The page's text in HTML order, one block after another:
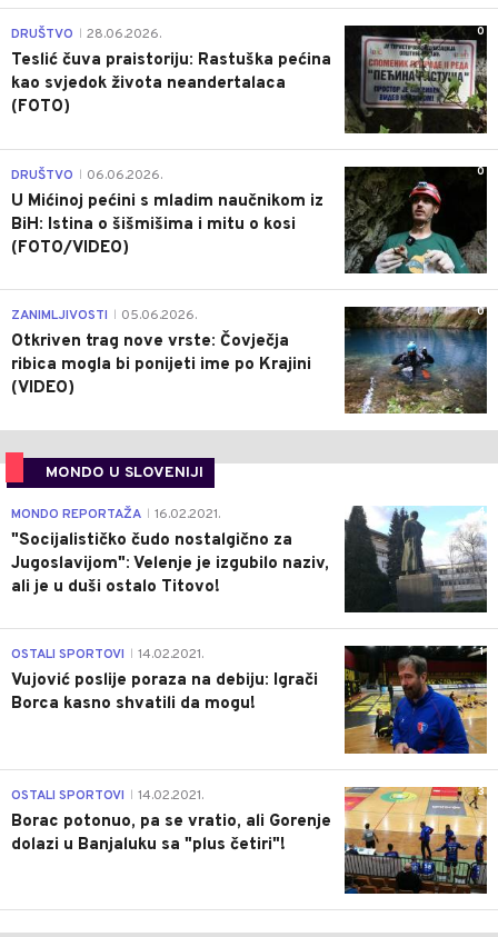
0
DRUŠTVO 28.06.2026.
Teslić čuva praistoriju: Rastuška pećina
kao svjedok života neandertalaca
(FOTO)
0
DRUŠTVO 06.06.2026.
U Mićinoj pećini s mladim naučnikom iz
BiH: Istina o šišmišima i mitu o kosi
(FOTO/VIDEO)
0
ZANIMLJIVOSTI 05.06.2026.
Otkriven trag nove vrste: Čovječja
ribica mogla bi ponijeti ime po Krajini
(VIDEO)
MONDO U SLOVENIJI
4
MONDO REPORTAŽA 16.02.2021.
"Socijalističko čudo nostalgično za
Jugoslavijom": Velenje je izgubilo naziv,
ali je u duši ostalo Titovo!
1
OSTALI SPORTOVI 14.02.2021.
Vujović poslije poraza na debiju: Igrači
Borca kasno shvatili da mogu!
3
OSTALI SPORTOVI 14.02.2021.
Borac potonuo, pa se vratio, ali Gorenje
dolazi u Banjaluku sa "plus četiri"!